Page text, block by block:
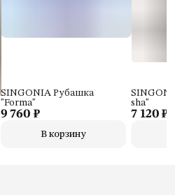
9 760 ₽
SINGONIA Рубашка
"Forma"
В корзину
7 120 ₽
sha"